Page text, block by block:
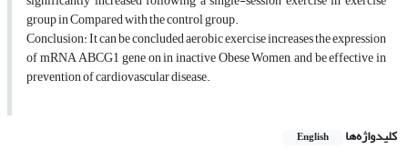
group in Compared with the control group.
Conclusion: It can be concluded aerobic exercise increases the expression
of mRNA ABCG1 gene on in inactive Obese Women, and be effective in
prevention of cardiovascular disease.
کلیدواژه‌ها English